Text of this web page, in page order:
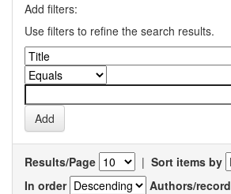
Add filters:
Use filters to refine the search results.
Results/Page | Sort items by
In order
Authors/record